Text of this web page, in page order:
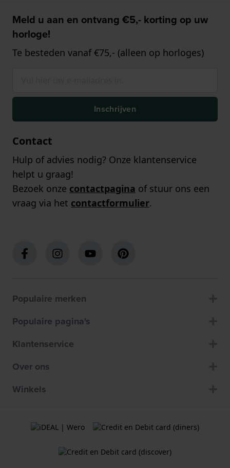
Meld u aan en ontvang €5,- korting op uw
horloge!
Te besteden vanaf €75,- (alleen op horloges)
Inschrijven
Contact
Hulp of advies nodig? Onze klantenservice
helpt u graag!
Bezoek onze contactpagina of stuur ons een
vraag via het contactformulier.
Populaire merken
Populaire pagina's
Klantenservice
Over ons
Winkels